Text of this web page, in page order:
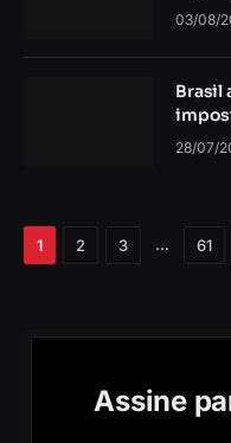
03/08/
Brasil
28/07/
1 2 3 … 61
Assine